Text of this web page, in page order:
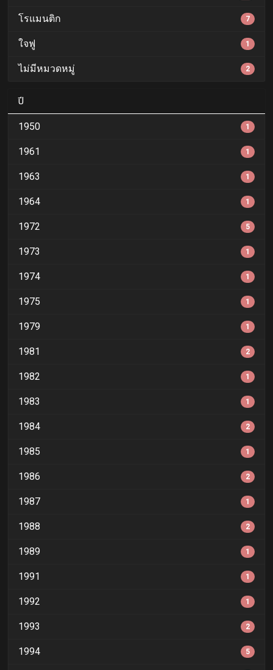
โรแมนติก 7
ใจฟู 1
ไม่มีหมวดหมู่ 2
ปี
1950 1
1961 1
1963 1
1964 1
1972 5
1973 1
1974 1
1975 1
1979 1
1981 2
1982 1
1983 1
1984 2
1985 1
1986 2
1987 1
1988 2
1989 1
1991 1
1992 1
1993 2
1994 5